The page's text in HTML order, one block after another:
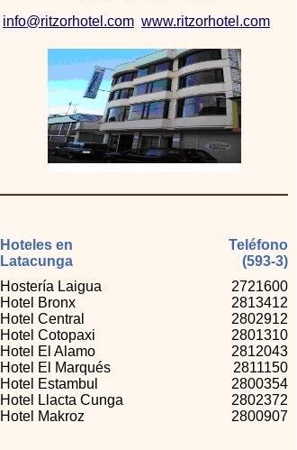
info@ritzorhotel.com www.ritzorhotel.com
Hoteles en
Latacunga
Teléfono
(593-3)
Hostería Laigua
Hotel Bronx
Hotel Central
Hotel Cotopaxi
Hotel El Alamo
Hotel El Marqués
Hotel Estambul
Hotel Llacta Cunga
Hotel Makroz
2721600
2813412
2802912
2801310
2812043
2811150
2800354
2802372
2800907